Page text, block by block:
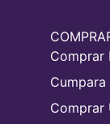
Comprar
Cumpara
Comprar